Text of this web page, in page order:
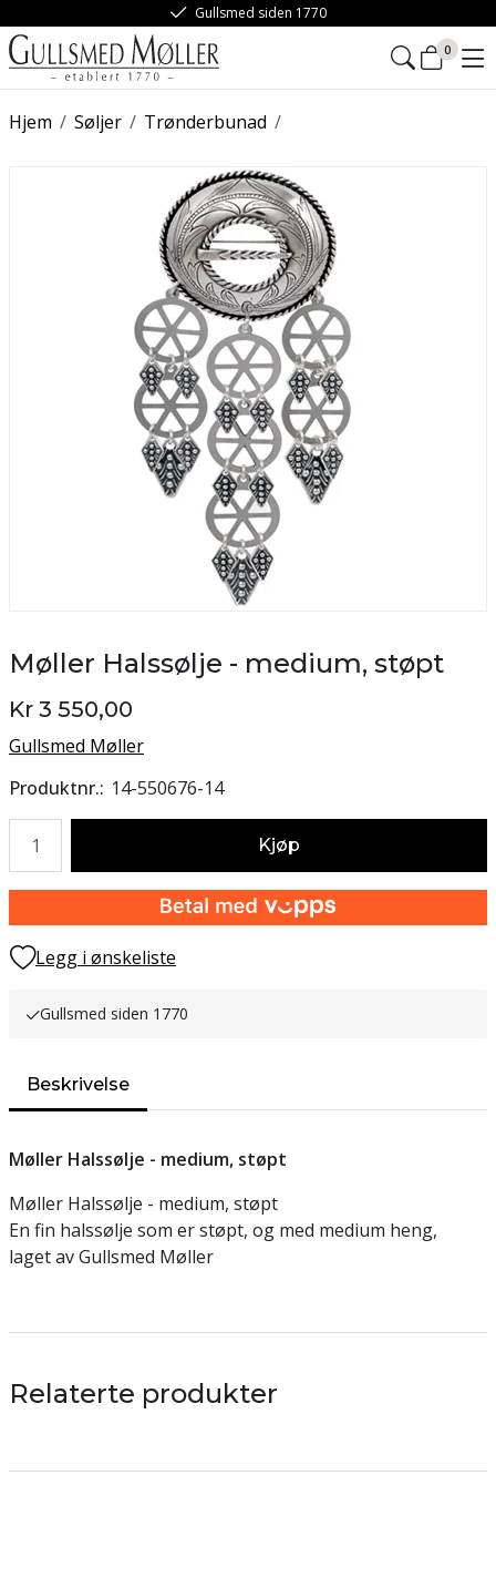
Gullsmed siden 1770
0
/
Hjem /
Søljer /
Trønderbunad
Møller Halssølje - medium, støpt
Kr 3 550,00
Gullsmed Møller
Produktnr. 14-550676-14
Kjøp
Legg i ønskeliste
Gullsmed siden 1770
Beskrivelse
Møller Halssølje - medium, støpt
Møller Halssølje - medium, støpt
En fin halssølje som er støpt, og med medium heng,
laget av Gullsmed Møller
Relaterte produkter